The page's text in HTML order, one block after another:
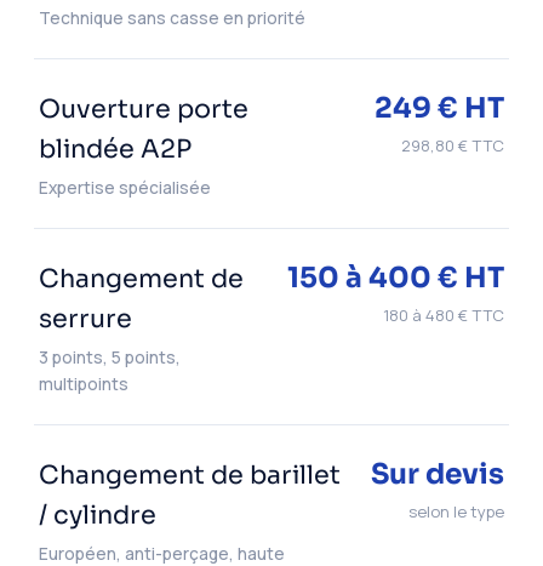
Technique sans casse en priorité
Ouverture porte
blindée A2P
Expertise spécialisée
249 € HT
298,80 € TTC
Changement de
serrure
3 points, 5 points,
multipoints
150 à 400 € HT
180 à 480 € TTC
Changement de barillet
/ cylindre
Européen, anti-perçage, haute
Sur devis
selon le type